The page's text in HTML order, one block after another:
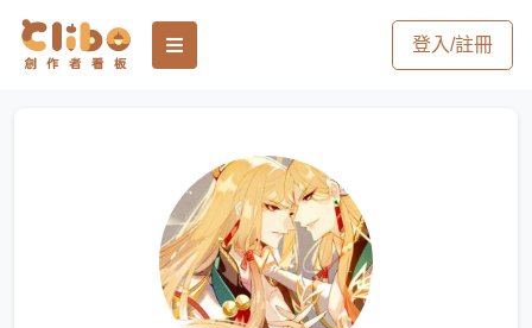
登入/註冊